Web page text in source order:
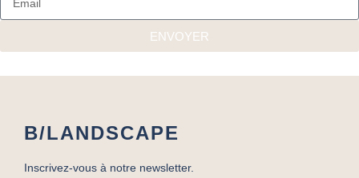
ENVOYER
B/LANDSCAPE
Inscrivez-vous à notre newsletter.